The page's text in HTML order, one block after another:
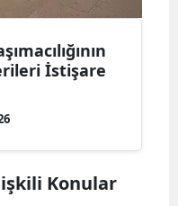
Diyarbakır
İstişare
Konular